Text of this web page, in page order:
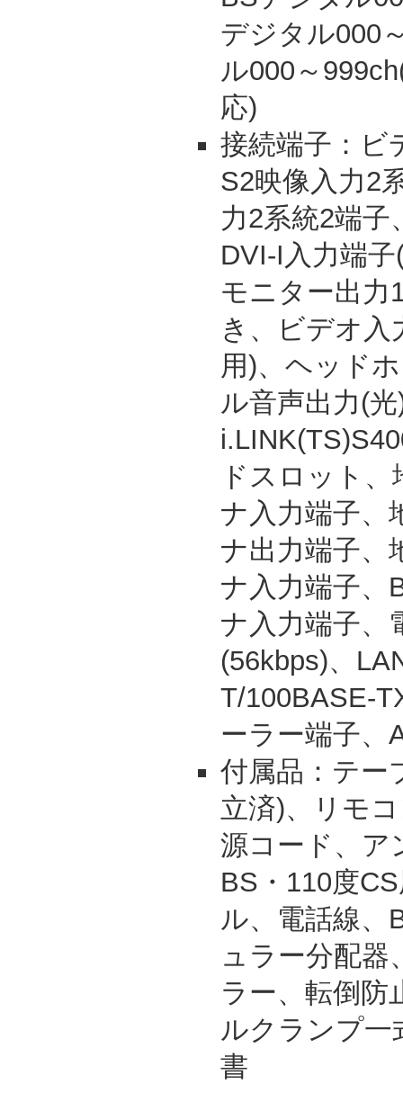
デジタル000
ル000～
応)
接続端子：ビ
S2映像入力2
力2系統2端子
DVI-I入力端
モニター出力
き、ビデオ入
用)、ヘッド
ル音声出力(
ドスロット
ナ入力端子、
ナ出力端子、
ナ入力端子、
ナ入力端子、
(56kbps)、
T/100BASE-
ーラー端子、
付属品：テー
立済)、リモ
源コード、ア
BS・110度
ル、電話線、
ュラー分配器
ラー、転倒防
ルクランプ一
書